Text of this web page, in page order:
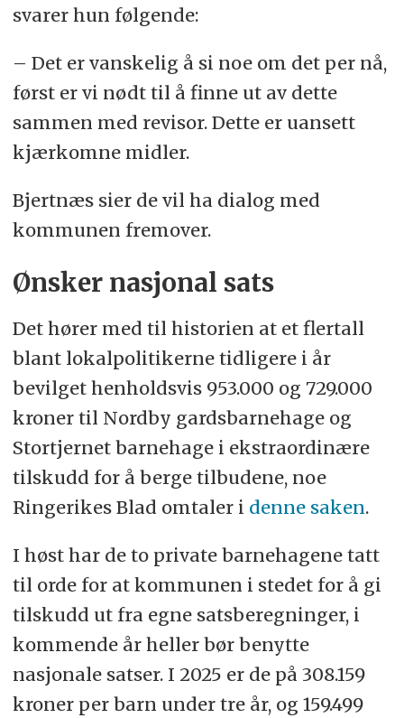
svarer hun følgende:
– Det er vanskelig å si noe om det per nå,
først er vi nødt til å finne ut av dette
sammen med revisor. Dette er uansett
kjærkomne midler.
Bjertnæs sier de vil ha dialog med
kommunen fremover.
Ønsker nasjonal sats
Det hører med til historien at et flertall
blant lokalpolitikerne tidligere i år
bevilget henholdsvis 953.000 og 729.000
kroner til Nordby gardsbarnehage og
Stortjernet barnehage i ekstraordinære
tilskudd for å berge tilbudene, noe
Ringerikes Blad omtaler i denne saken.
I høst har de to private barnehagene tatt
til orde for at kommunen i stedet for å gi
tilskudd ut fra egne satsberegninger, i
kommende år heller bør benytte
nasjonale satser. I 2025 er de på 308.159
kroner per barn under tre år, og 159.499